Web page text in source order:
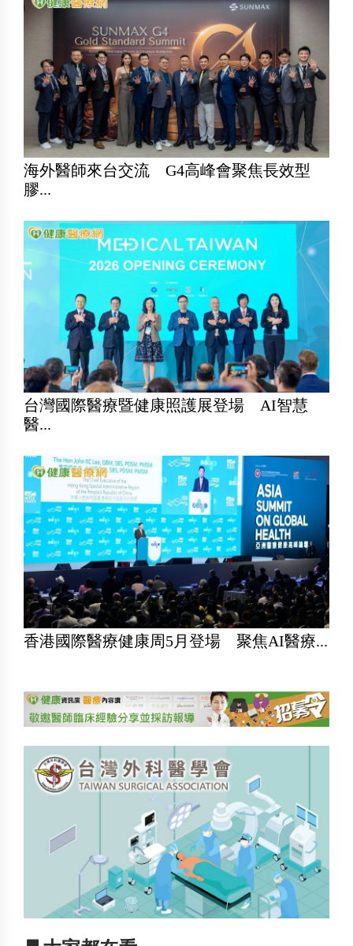
海外醫師來台交流 G4高峰會聚焦長效型
膠...
台灣國際醫療暨健康照護展登場 AI智慧
醫...
香港國際醫療健康周5月登場 聚焦AI醫療...